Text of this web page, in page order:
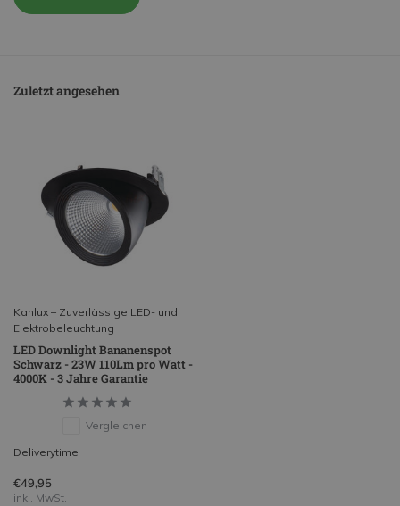
Zuletzt angesehen
Kanlux – Zuverlässige LED- und
Elektrobeleuchtung
LED Downlight Bananenspot
Schwarz - 23W 110Lm pro Watt -
4000K - 3 Jahre Garantie
Vergleichen
Deliverytime
€49,95
inkl. MwSt.